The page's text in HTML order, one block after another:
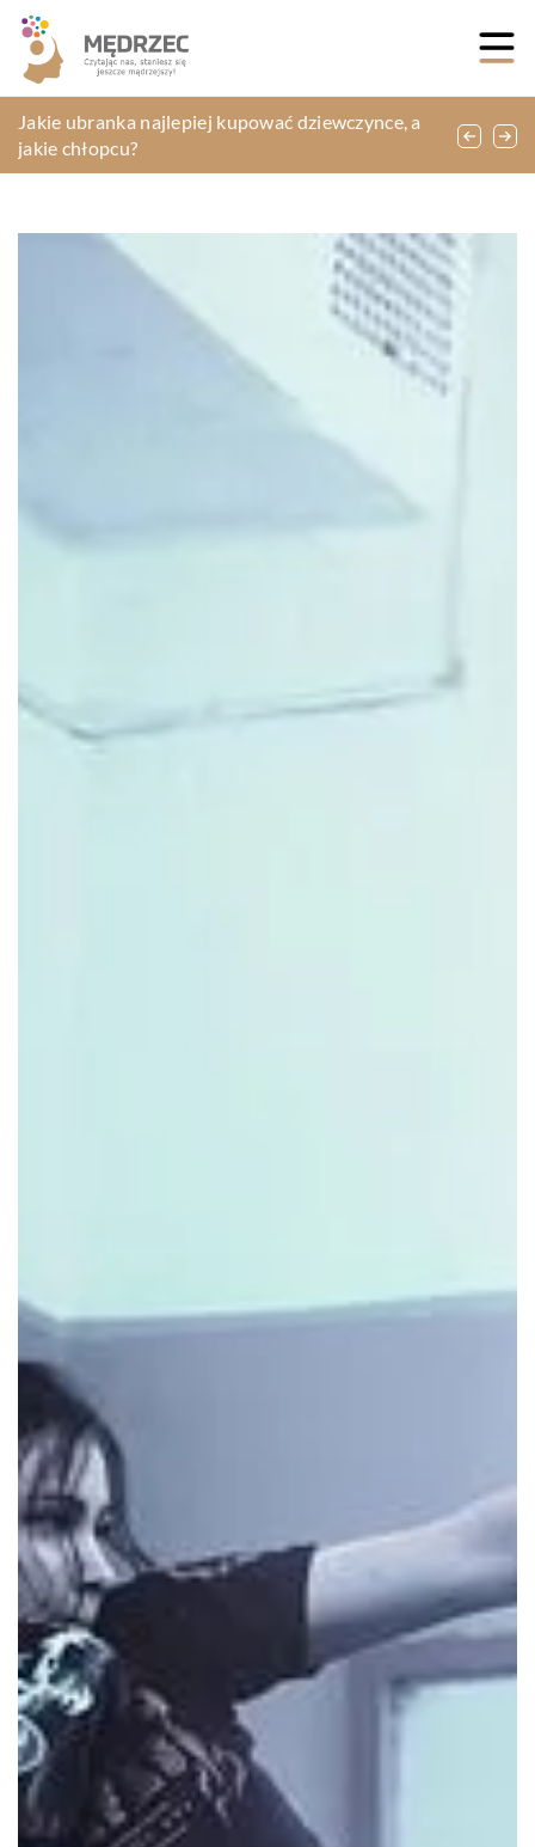
W jakim celu przeprowadza się badania
ultradźwiękowe?
Jakie ubranka najlepiej kupować dziewczynce, a
jakie chłopcu?
Pomysłowe rozwiązania, przyspieszające powrót
do zdrowia
Dobry katalog